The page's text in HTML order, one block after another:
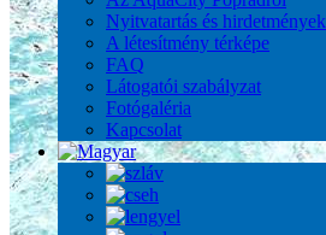
Nyitvatartás és hirdetmények
A létesítmény térképe
FAQ
Látogatói szabályzat
Fotógaléria
Kapcsolat